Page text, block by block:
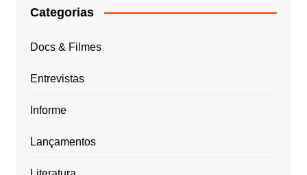
Categorias
Docs & Filmes
Entrevistas
Informe
Lançamentos